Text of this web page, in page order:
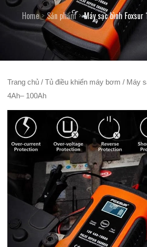
Home Sản phẩm Máy sạc bình
Trang chủ / Tủ điều khiển máy bơm / Máy
4Ah– 100Ah